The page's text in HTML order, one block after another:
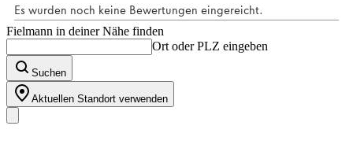
Fielmann in deiner Nähe finden
Ort oder PLZ eingeben
Suchen
Aktuellen Standort verwenden